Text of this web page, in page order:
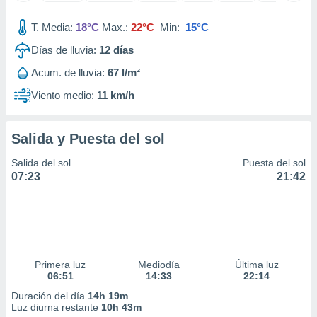
utilizar
crear un
uso de
medir el
la
el
del
uso de
con el
T. Media: 18°C Max.: 22°C Min: 15°C
Días de lluvia: 12 días
Acum. de lluvia: 67 l/m²
Viento medio: 11 km/h
Salida y Puesta del sol
Salida del sol
07:23
Puesta del sol
21:42
Primera luz
06:51
Mediodía
14:33
Última luz
22:14
Duración del día 14h 19m
Luz diurna restante 10h 43m